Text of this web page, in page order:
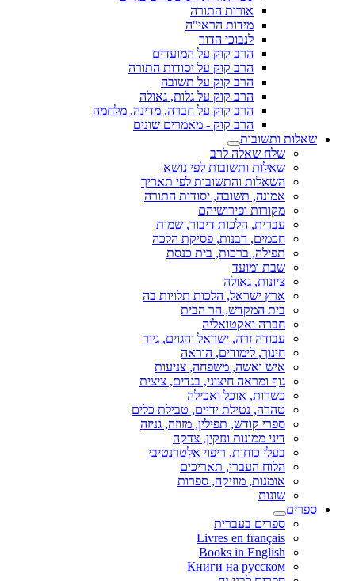
אורות התורה
מידות הראי"ה
לנבוכי הדור
הרב קוק על המועדים
הרב קוק על יסודות התורה
הרב קוק על תשובה
הרב קוק על גלות, גאולה
הרב קוק על חברה, מדינה, מלחמה
הרב קוק - מאמרים שונים
שאלות ותשובות
שלח שאלה לרב
שאלות ותשובות לפי נושא
השאלות והתשובות לפי תאריך
אמונה, תשובה, יסודות התורה
מקורות ופירושיהם
עברית, הלכות דיבור, שמות
חכמים, רבנות, פסיקת הלכה
תפילה, ברכות, בית כנסת
שבת ומועד
ציונות, גאולה
ארץ ישראל, הלכות תלויות בה
בית המקדש, הר הבית
חברה ואקטואליה
עבודה זרה, ישראל והגוים, גיור
חינוך, לימודים, הוראה
איש ואשה, משפחה, צניעות
גוף ומראה חיצוני, בגדים, ציצית
כשרות, אוכל ואכילה
טהרה, נטילת ידיים, טבילת כלים
ספרי קודש, תפילין, מזוזה, גניזה
דיני ממונות ונזקין, צדקה
בעלי כוחות, ריפוי אלטרנטיבי
הלוח העברי, תאריכים
אומנות, מוזיקה, ספרות
שונות
ספרים
ספרים בעברית
Livres en français
Books in English
Книги на русском